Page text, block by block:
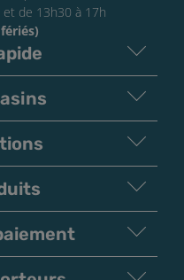
de 13h30 à 17h